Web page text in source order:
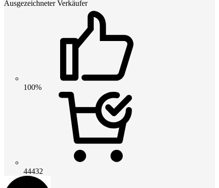
Ausgezeichneter Verkäufer
100%
44432